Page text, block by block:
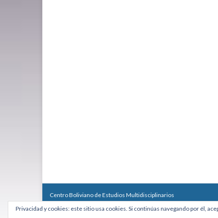
Centro Boliviano de Estudios Multidisciplinarios
Calle Macario Pinilla # 2588 esq. Av. Arce, Edificio Arcadia,
Teléfono: +591 2431818 - Celular: +591 73027636
Privacidad y cookies: este sitio usa cookies. Si continúas navegando por él,